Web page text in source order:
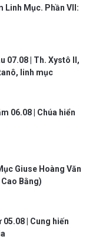
Linh Mục. Phần VII:
07.08 | Th. Xystô II,
linh mục
06.08 | Chúa hiển
Giuse Hoàng Văn
Bằng)
05.08 | Cung hiến